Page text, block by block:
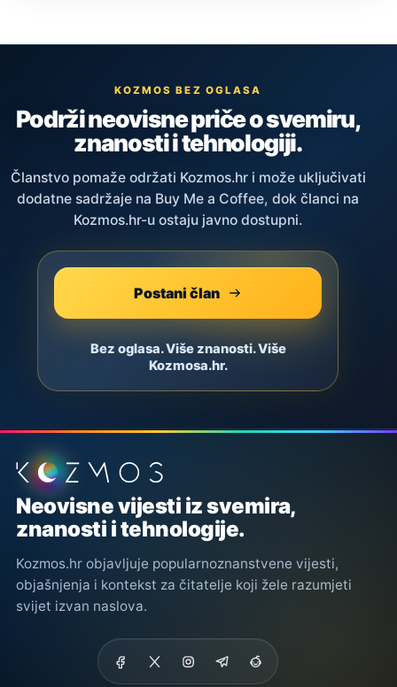
KOZMOS BEZ OGLASA
Podrži neovisne priče o svemiru,
znanosti i tehnologiji.
Članstvo pomaže održati Kozmos.hr i može uključivati
dodatne sadržaje na Buy Me a Coffee, dok članci na
Kozmos.hr-u ostaju javno dostupni.
Postani član
Bez oglasa. Više znanosti. Više
Kozmosa.hr.
Podnožje stranice
Neovisne vijesti iz svemira,
znanosti i tehnologije.
Kozmos.hr objavljuje popularnoznanstvene vijesti,
objašnjenja i kontekst za čitatelje koji žele razumjeti
svijet izvan naslova.